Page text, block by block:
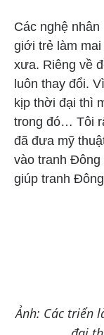
Các nghệ
giới trẻ làm
xưa. Riêng về
luôn thay đổi.
kịp thời đại thì
trong đó… Tôi
đã đưa mỹ
vào tranh
giúp tranh
Ảnh: Các triển